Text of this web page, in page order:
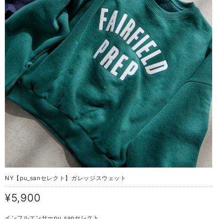
NY【pu_sanセレクト】ガレッジスウェット
¥5,900